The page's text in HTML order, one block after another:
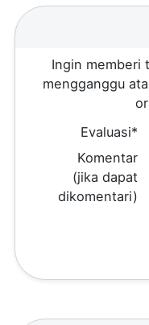
Ingin memberi
mengganggu
Evaluasi*
Komentar
(jika dapat
dikomentari)